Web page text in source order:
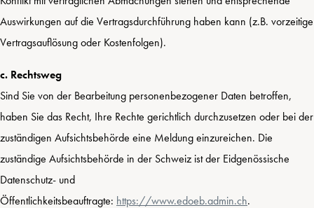
Auswirkungen auf die Vertragsdurchführung haben kann (z.B. vorzeitige
Vertragsauflösung oder Kostenfolgen).
c. Rechtsweg
Sind Sie von der Bearbeitung personenbezogener Daten betroffen,
haben Sie das Recht, Ihre Rechte gerichtlich durchzusetzen oder bei der
zuständigen Aufsichtsbehörde eine Meldung einzureichen. Die
zuständige Aufsichtsbehörde in der Schweiz ist der Eidgenössische
Datenschutz- und
Öffentlichkeitsbeauftragte: https://www.edoeb.admin.ch.